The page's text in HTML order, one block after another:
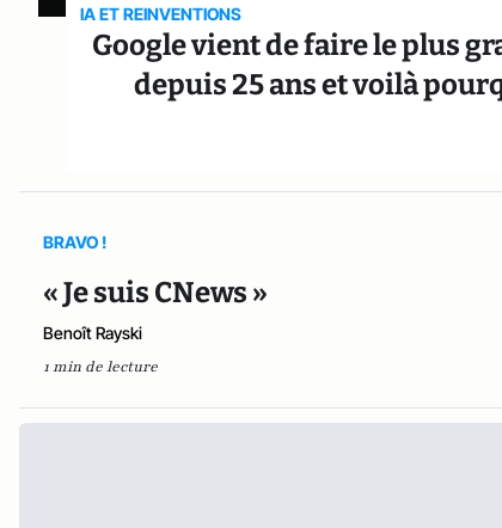
IA ET REINVENTIONS
Google vient de faire le plus
depuis 25 ans et voilà
BRAVO !
« Je suis CNews »
Benoît Rayski
1 min de lecture